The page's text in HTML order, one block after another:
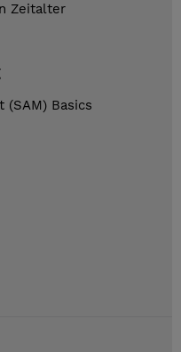
Zeitalter
(SAM) Basics